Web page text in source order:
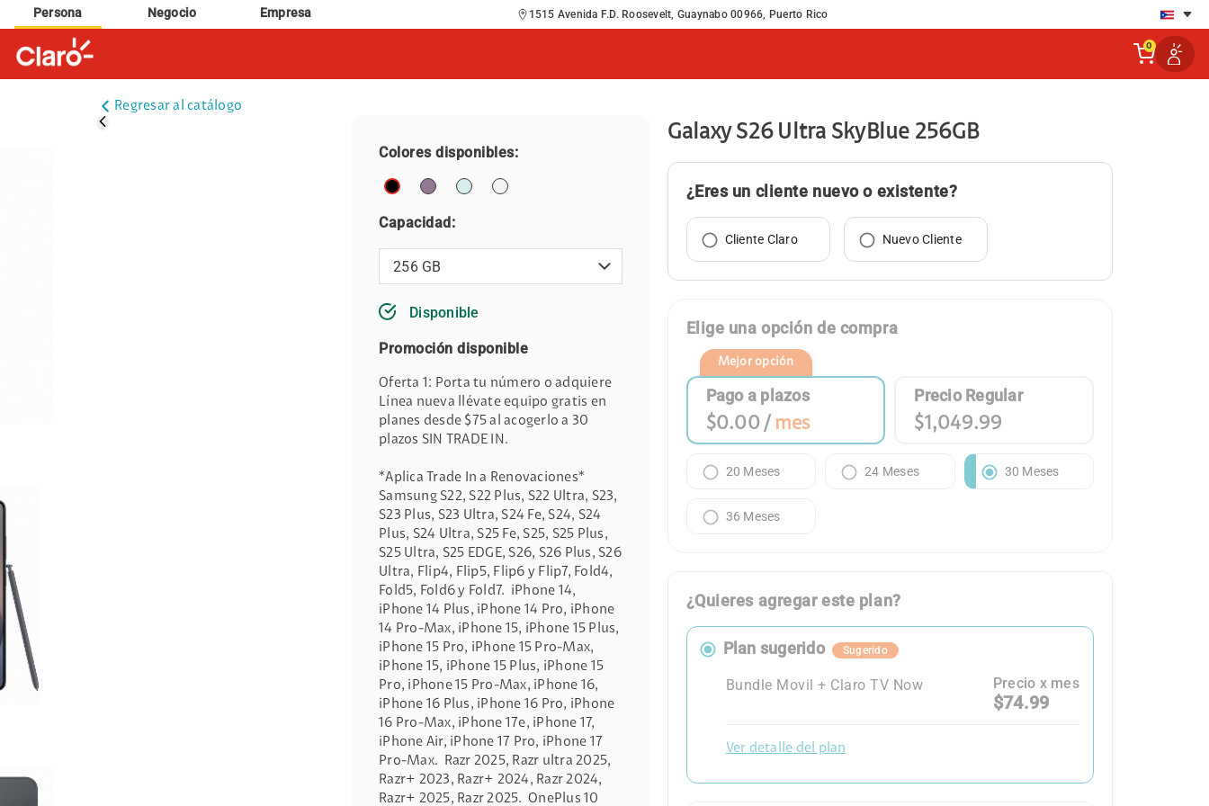
Persona Negocio Empresa 1515 Avenida F.D. Roosevelt, Guaynabo 00966, Puerto Rico
0
Regresar al catálogo
Colores disponibles:
Capacidad:
Disponible
Promoción disponible
Oferta 1: Porta tu número o adquiere
Línea nueva llévate equipo gratis en
planes desde $75 al acogerlo a 30
plazos SIN TRADE IN.
*Aplica Trade In a Renovaciones*
Samsung S22, S22 Plus, S22 Ultra, S23,
S23 Plus, S23 Ultra, S24 Fe, S24, S24
Plus, S24 Ultra, S25 Fe, S25, S25 Plus,
S25 Ultra, S25 EDGE, S26, S26 Plus, S26
Ultra, Flip4, Flip5, Flip6 y Flip7, Fold4,
Fold5, Fold6 y Fold7. iPhone 14,
iPhone 14 Plus, iPhone 14 Pro, iPhone
14 Pro-Max, iPhone 15, iPhone 15 Plus,
iPhone 15 Pro, iPhone 15 Pro-Max,
iPhone 15, iPhone 15 Plus, iPhone 15
Pro, iPhone 15 Pro-Max, iPhone 16,
iPhone 16 Plus, iPhone 16 Pro, iPhone
16 Pro-Max, iPhone 17e, iPhone 17,
iPhone Air, iPhone 17 Pro, iPhone 17
Pro-Max.
Razr 2025, Razr ultra 2025,
Razr+ 2023, Razr+ 2024, Razr 2024,
Razr+ 2025, Razr 2025. OnePlus 10
Galaxy S26 Ultra SkyBlue 256GB
¿Eres un cliente nuevo o existente?
Cliente Claro Nuevo Cliente
Elige una opción de compra
Mejor opción
Pago a plazos
$0.00 / mes
Precio Regular
$1,049.99
20 Meses 24 Meses 30 Meses
36 Meses
¿Quieres agregar este plan?
Plan sugerido Sugerido
Bundle Movil + Claro TV Now Precio x mes
$74.99
Ver detalle del plan